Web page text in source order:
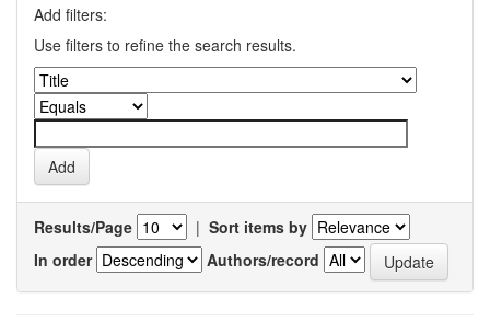
Add filters:
Use filters to refine the search results.
Results/Page | Sort items by
In order
Authors/record